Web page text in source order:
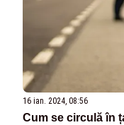
16 ian. 2024, 08:56
Cum se circulă în